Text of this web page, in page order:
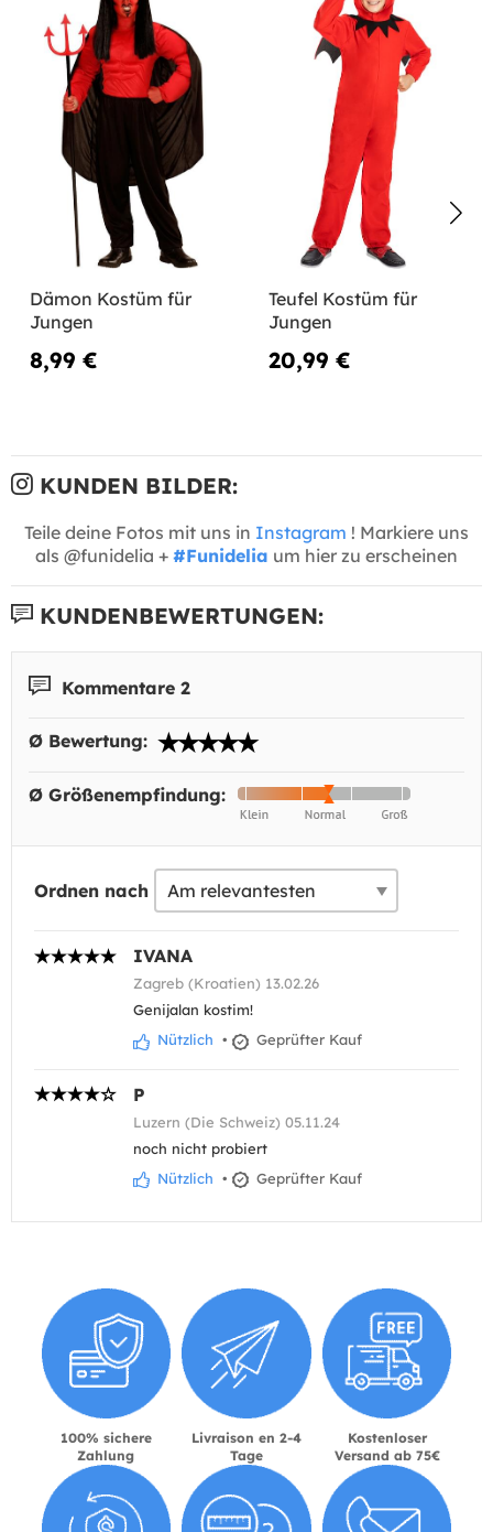
Dämon Kostüm für
Jungen
8,99 €
Teufel Kostüm für
Jungen
20,99 €
KUNDEN BILDER:
Teile deine Fotos mit uns in Instagram ! Markiere uns
als @funidelia + #Funidelia um hier zu erscheinen
KUNDENBEWERTUNGEN:
Kommentare 2
Ø Bewertung:
Ø Größenempfindung:
Ordnen nach
IVANA
Zagreb (Kroatien) 13.02.26
Genijalan kostim!
Nützlich • Geprüfter Kauf
P
Luzern (Die Schweiz) 05.11.24
noch nicht probiert
Nützlich • Geprüfter Kauf
100% sichere
Zahlung
Livraison en 2-4
Tage
Kostenloser
Versand ab 75€